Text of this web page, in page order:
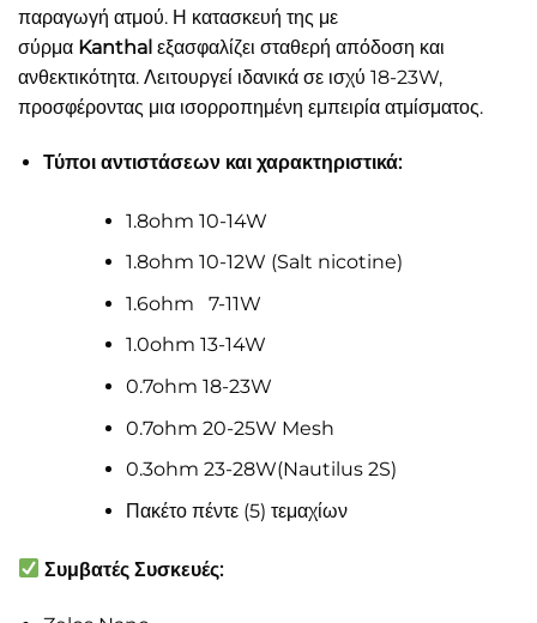
παραγωγή ατμού. Η κατασκευή της με
σύρμα Kanthal εξασφαλίζει σταθερή απόδοση και
ανθεκτικότητα. Λειτουργεί ιδανικά σε ισχύ 18-23W,
προσφέροντας μια ισορροπημένη εμπειρία ατμίσματος.
Τύποι αντιστάσεων και χαρακτηριστικά:
1.8ohm 10-14W
1.8ohm 10-12W (Salt nicotine)
1.6ohm 7-11W
1.0ohm 13-14W
0.7ohm 18-23W
0.7ohm 20-25W Mesh
0.3ohm 23-28W(Nautilus 2S)
Πακέτο πέντε (5) τεμαχίων
Συμβατές Συσκευές: